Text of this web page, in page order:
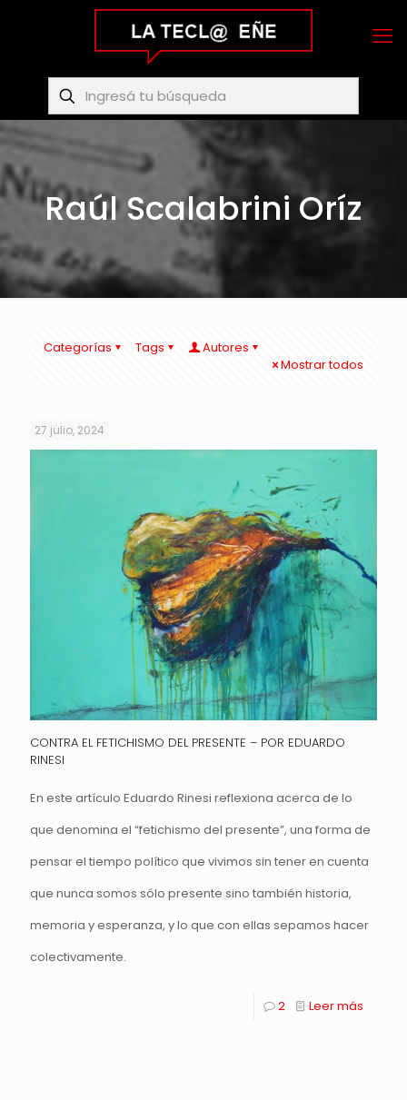
Raúl Scalabrini Oríz
Categorías Tags
Autores
Mostrar todos
27 julio, 2024
CONTRA EL FETICHISMO DEL PRESENTE – POR EDUARDO
RINESI
En este artículo Eduardo Rinesi reflexiona acerca de lo
que denomina el “fetichismo del presente”, una forma de
pensar el tiempo político que vivimos sin tener en cuenta
que nunca somos sólo presente sino también historia,
memoria y esperanza, y lo que con ellas sepamos hacer
colectivamente.
2 Leer más